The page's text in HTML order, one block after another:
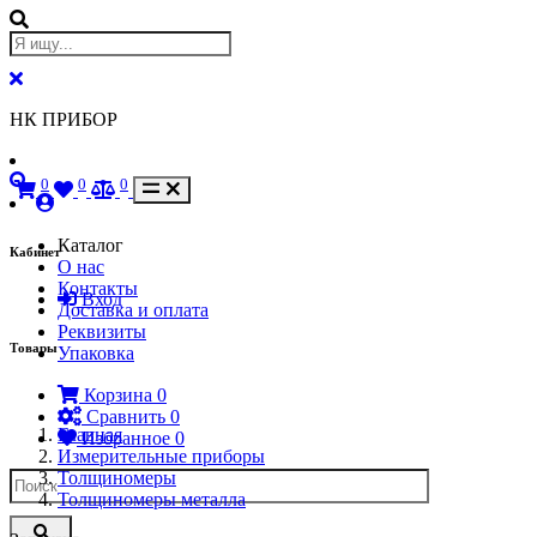
НК ПРИБОР
Кабинет
Вход
Товары
Корзина 0
Сравнить 0
Избранное 0
0 0 0
Каталог
О нас
Контакты
Доставка и оплата
Реквизиты
Упаковка
Главная
Измерительные приборы
Толщиномеры
Толщиномеры металла